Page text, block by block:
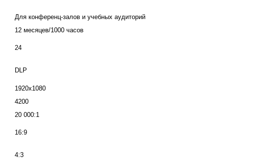
Для конференц-залов и учебных аудиторий
12 месяцев/1000 часов
24
DLP
1920х1080
4200
20 000:1
16:9
4:3